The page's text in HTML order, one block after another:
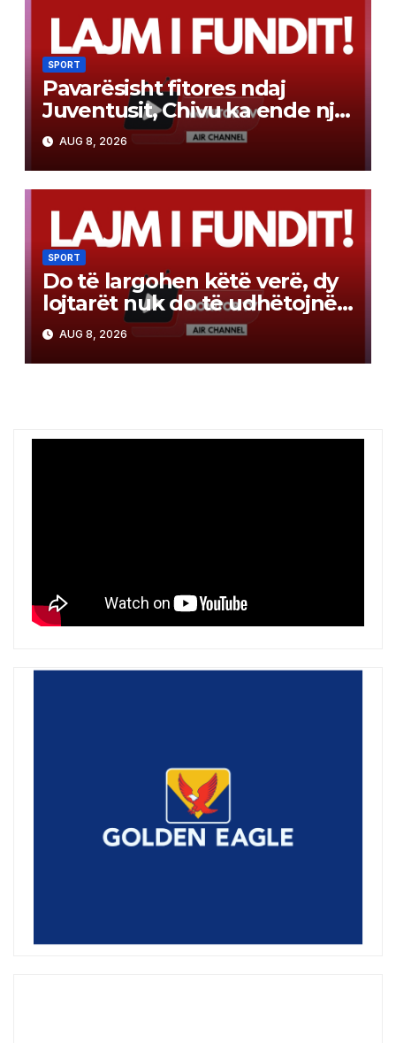
SPORT
Pavarësisht fitores ndaj
Juventusit, Chivu ka ende një
“merak”: Nuk jemi gati…
AUG 8, 2026
SPORT
Do të largohen këtë verë, dy
lojtarët nuk do të udhëtojnë
me Barcelonën për
miqësoren e sotme në Itali
AUG 8, 2026